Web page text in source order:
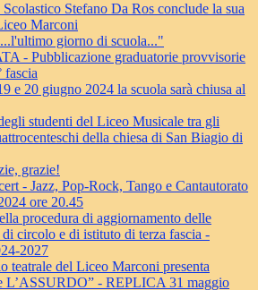
Stefano Da Ros conclude la sua
Marconi
giorno di scuola..."
- Pubblicazione graduatorie provvisorie
fascia
e 20 giugno 2024 la scuola sarà chiusa al
studenti del Liceo Musicale tra gli
della chiesa di San Biagio di
grazie!
- Jazz, Pop-Rock, Tango e Cantautorato
ore 20.45
procedura di aggiornamento delle
di circolo e di istituto di terza fascia -
2027
teatrale del Liceo Marconi presenta
L’ASSURDO” - REPLICA 31 maggio